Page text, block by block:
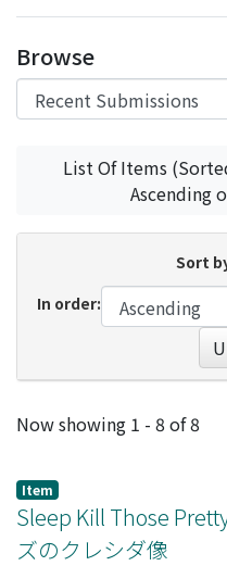
Browse
List Of Items
Ascending
Sort
In order:
Recent
Now showing 1 - 8 of 8
Item
Sleep Kill Those
ズのクレシダ像